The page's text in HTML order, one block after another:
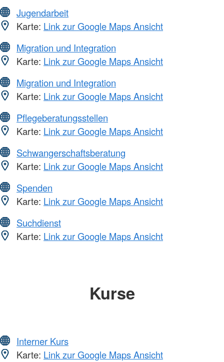
Jugendarbeit
Karte: Link zur Google Maps Ansicht
Migration und Integration
Karte: Link zur Google Maps Ansicht
Migration und Integration
Karte: Link zur Google Maps Ansicht
Pflegeberatungsstellen
Karte: Link zur Google Maps Ansicht
Schwangerschaftsberatung
Karte: Link zur Google Maps Ansicht
Spenden
Karte: Link zur Google Maps Ansicht
Suchdienst
Karte: Link zur Google Maps Ansicht
Kurse
Interner Kurs
Karte: Link zur Google Maps Ansicht